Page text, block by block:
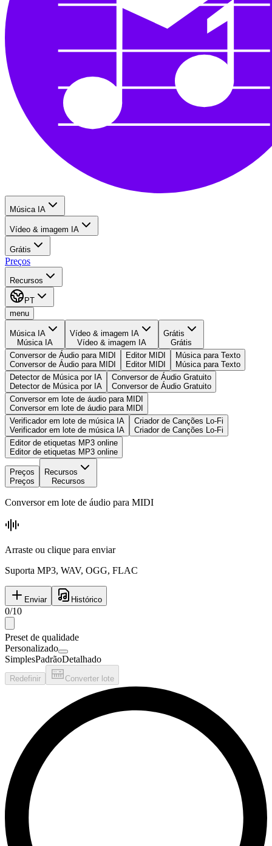
Música IA
Vídeo & imagem IA
Grátis
Preços
Recursos
PT
menu
Música IA
Música IA
Vídeo & imagem IA
Vídeo & imagem IA
Grátis
Grátis
Conversor de Áudio para MIDI
Conversor de Áudio para MIDI
Editor MIDI
Editor MIDI
Música para Texto
Música para Texto
Detector de Música por IA
Detector de Música por IA
Conversor de Áudio Gratuito
Conversor de Áudio Gratuito
Conversor em lote de áudio para MIDI
Conversor em lote de áudio para MIDI
Verificador em lote de música IA
Verificador em lote de música IA
Criador de Canções Lo-Fi
Criador de Canções Lo-Fi
Editor de etiquetas MP3 online
Editor de etiquetas MP3 online
Preços
Preços
Recursos
Recursos
Conversor em lote de áudio para MIDI
Arraste ou clique para enviar
Suporta MP3, WAV, OGG, FLAC
Enviar Histórico
0/10
Preset de qualidade
Personalizado
SimplesPadrãoDetalhado
Redefinir Converter lote